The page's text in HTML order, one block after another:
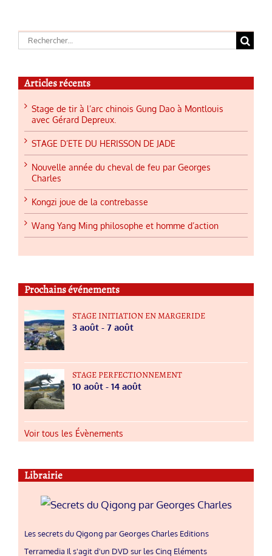
Rechercher:
Articles récents
Stage de tir à l’arc chinois Gung Dao à Montlouis
avec Gérard Depreux.
STAGE D’ETE DU HERISSON DE JADE
Nouvelle année du cheval de feu par Georges
Charles
Kongzi joue de la contrebasse
Wang Yang Ming philosophe et homme d’action
Prochains événements
STAGE INITIATION EN MARGERIDE
3 août - 7 août
STAGE PERFECTIONNEMENT
10 août - 14 août
Voir tous les Évènements
Librairie
Les secrets du Qigong par Georges Charles Editions
Terramedia Il s'agit d'un DVD sur les Cinq Eléments